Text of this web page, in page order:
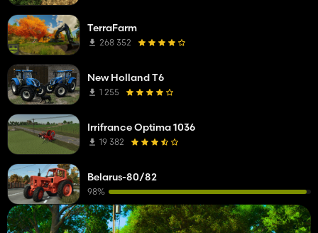
TerraFarm
268 352
New Holland T6
1 255
Irrifrance Optima 1036
19 382
Belarus-80/82
98%